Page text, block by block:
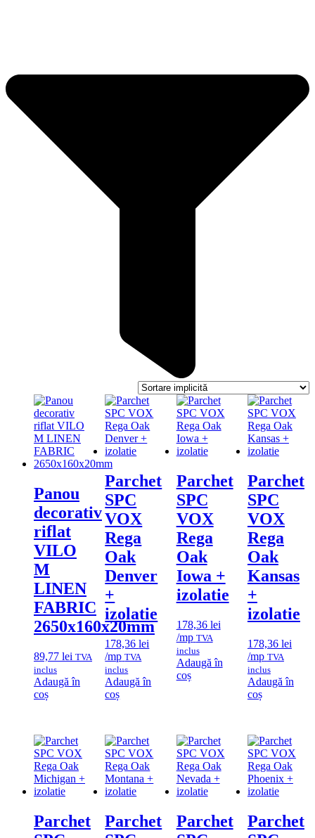
Panou
decorativ
riflat
VILO
M
LINEN
FABRIC
2650x160x20mm
89,77 lei TVA
inclus
Adaugă în
coș
Parchet
SPC
VOX
Rega
Oak
Denver
+
izolatie
178,36lei
/mp TVA
inclus
Adaugă în
coș
Parchet
SPC
VOX
Rega
Oak
Iowa +
izolatie
178,36 lei
/mp TVA
inclus
Adaugă în
coș
Parchet
SPC
VOX
Rega
Oak
Kansas
+
izolatie
178,36 lei
/mp TVA
inclus
Adaugă în
coș
Parchet
Parchet
Parchet
Parchet